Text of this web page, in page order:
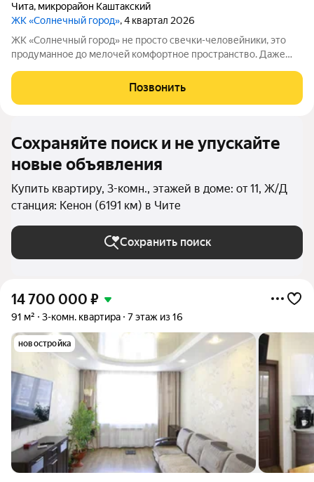
Чита, микрорайон Каштакский
ЖК «Солнечный город», 4 квартал 2026
ЖК «Солнечный город» не просто свечки-человейники, это
продуманное до мелочей комфортное пространство. Даже
решили соблюсти буквально во всём. Природные оттенки
новостроек, точечная
Позвонить
Сохраняйте поиск и не упускайте
новые объявления
Купить квартиру, 3-комн., этажей в доме: от 11, Ж/Д
станция: Кенон (6191 км) в Чите
Сохранить поиск
14 700 000 ₽
91 м² 3-комн. квартира 7 этаж из 16
новостройка